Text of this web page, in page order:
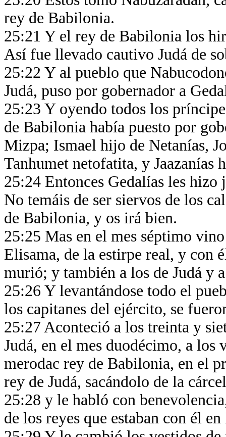
rey de Babilonia.
25:21 Y el rey de Babilonia los
Así fue llevado cautivo Judá de
25:22 Y al pueblo que
Judá, puso por gobernador a
25:23 Y oyendo todos los
de Babilonia había puesto por
Mizpa; Ismael hijo de Netanías,
Tanhumet netofatita, y Jaazanías
25:24 Entonces Gedalías les
No temáis de ser siervos de los
de Babilonia, y os irá bien.
25:25 Mas en el mes séptimo
Elisama, de la estirpe real, y con
murió; y también a los de Judá y
25:26 Y levantándose todo el
los capitanes del ejército, se
25:27 Aconteció a los treinta y
Judá, en el mes duodécimo, a
merodac rey de Babilonia, en el
rey de Judá, sacándolo de la
25:28 y le habló con
de los reyes que estaban con él